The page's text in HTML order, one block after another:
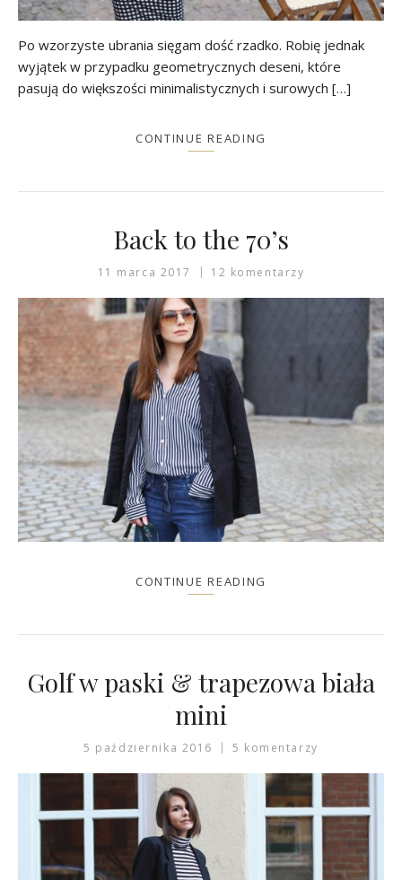
Po wzorzyste ubrania sięgam dość rzadko. Robię jednak
wyjątek w przypadku geometrycznych deseni, które
pasują do większości minimalistycznych i surowych […]
CONTINUE READING
Back to the 70’s
11 marca 2017 12 komentarzy
CONTINUE READING
Golf w paski & trapezowa biała
mini
5 października 2016 5 komentarzy